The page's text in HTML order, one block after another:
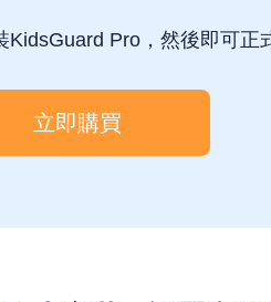
KidsGuard Pro，然後即可正
立即購買